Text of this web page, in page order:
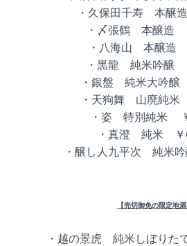
・久保田千寿 本醸
・〆張鶴 本醸造
・八海山 本醸造
・黒龍 純米吟醸
・銀盤 純米大吟
・天狗舞 山廃純
・姿 特別純米
・真澄 純米 ￥
・醸し人九平次 純米
【売切御免の限定地酒
・越の景虎 純米しぼり